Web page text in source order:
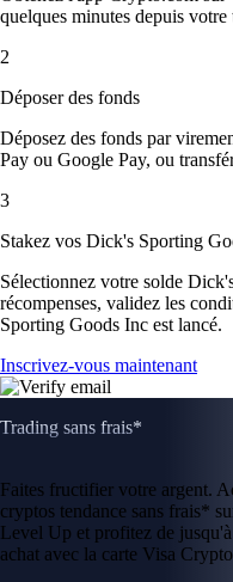
quelques minutes depuis votre
2
Déposer des fonds
Déposez des fonds par
Pay ou Google Pay, ou
3
Stakez vos Dick's Sporting
Sélectionnez votre solde
récompenses, validez les
Sporting Goods Inc est lancé.
Inscrivez-vous maintenant
Trading sans frais*
Faites fructifier votre argent.
cryptos tendance sans frais*
Level Up et profitez de
achat avec la carte Visa